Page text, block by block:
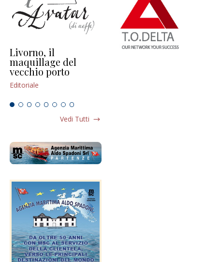
Livorno, il
maquillage del
vecchio porto
Editoriale
L’uscita di scena di
Vedi Tutti